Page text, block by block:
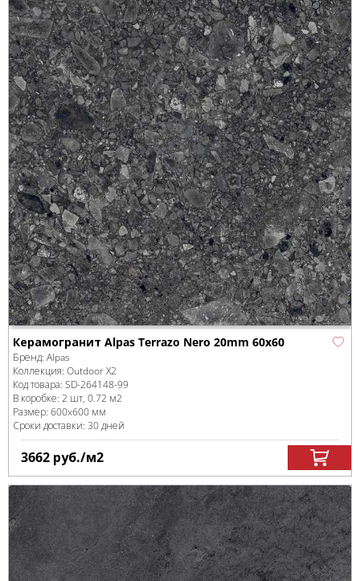
Керамогранит Alpas Terrazo Nero 20mm 60x60
Бренд: Alpas
Коллекция: Outdoor X2
Код товара: SD-264148-99
В коробке: 2 шт, 0.72 м2
Размер: 600x600 мм
Сроки доставки: 30 дней
3662 руб./м2